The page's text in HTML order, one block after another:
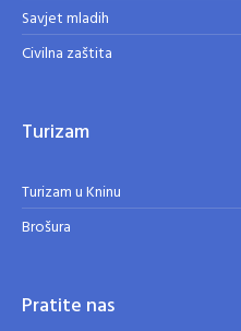
Savjet mladih
Civilna zaštita
Turizam
Turizam u Kninu
Brošura
Pratite nas